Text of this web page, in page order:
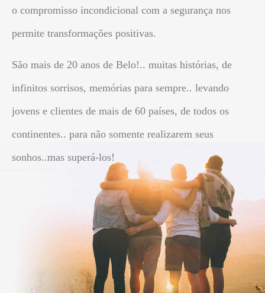
o compromisso incondicional com a segurança nos
permite transformações positivas.
São mais de 20 anos de Belo!.. muitas histórias, de
infinitos sorrisos, memórias para sempre.. levando
jovens e clientes de mais de 60 países, de todos os
continentes.. para não somente realizarem seus
sonhos..mas superá-los!